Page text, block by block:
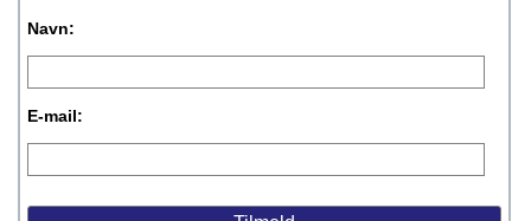
Navn:
E-mail: